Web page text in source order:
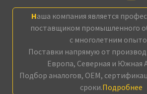
Наша компания является профессиональным
поставщиком промышленного
с многолетним
Поставки напрямую от
Европа, Северная и Южная
Подбор аналогов, OEM,
сроки.Подробнее